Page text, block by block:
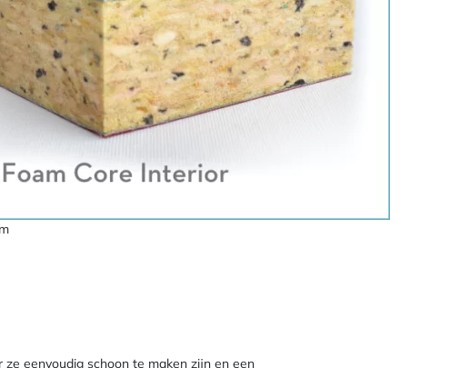
eenvoudig schoon te maken zijn en een